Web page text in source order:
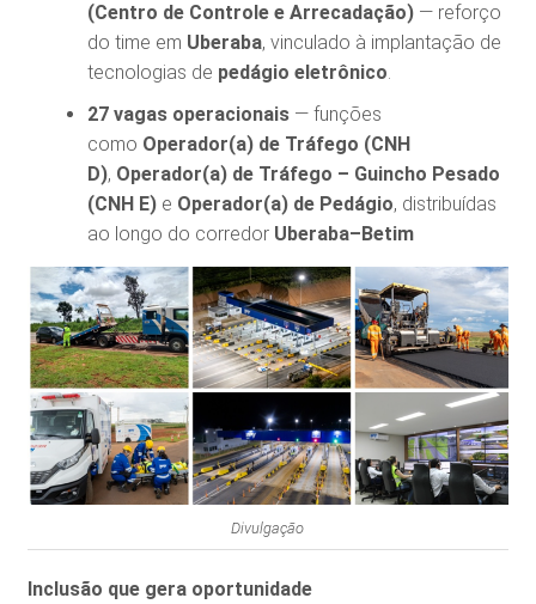
(Centro de Controle e Arrecadação)— reforço
do time em Uberaba, vinculado à implantação de
tecnologias de pedágio eletrônico.
27 vagas operacionais— funções
como Operador(a) de Tráfego (CNH
D), Operador(a) de Tráfego – Guincho Pesado
(CNH E)e Operador(a) de Pedágio, distribuídas
ao longo do corredor Uberaba–Betim
Divulgação
Inclusão que gera oportunidade